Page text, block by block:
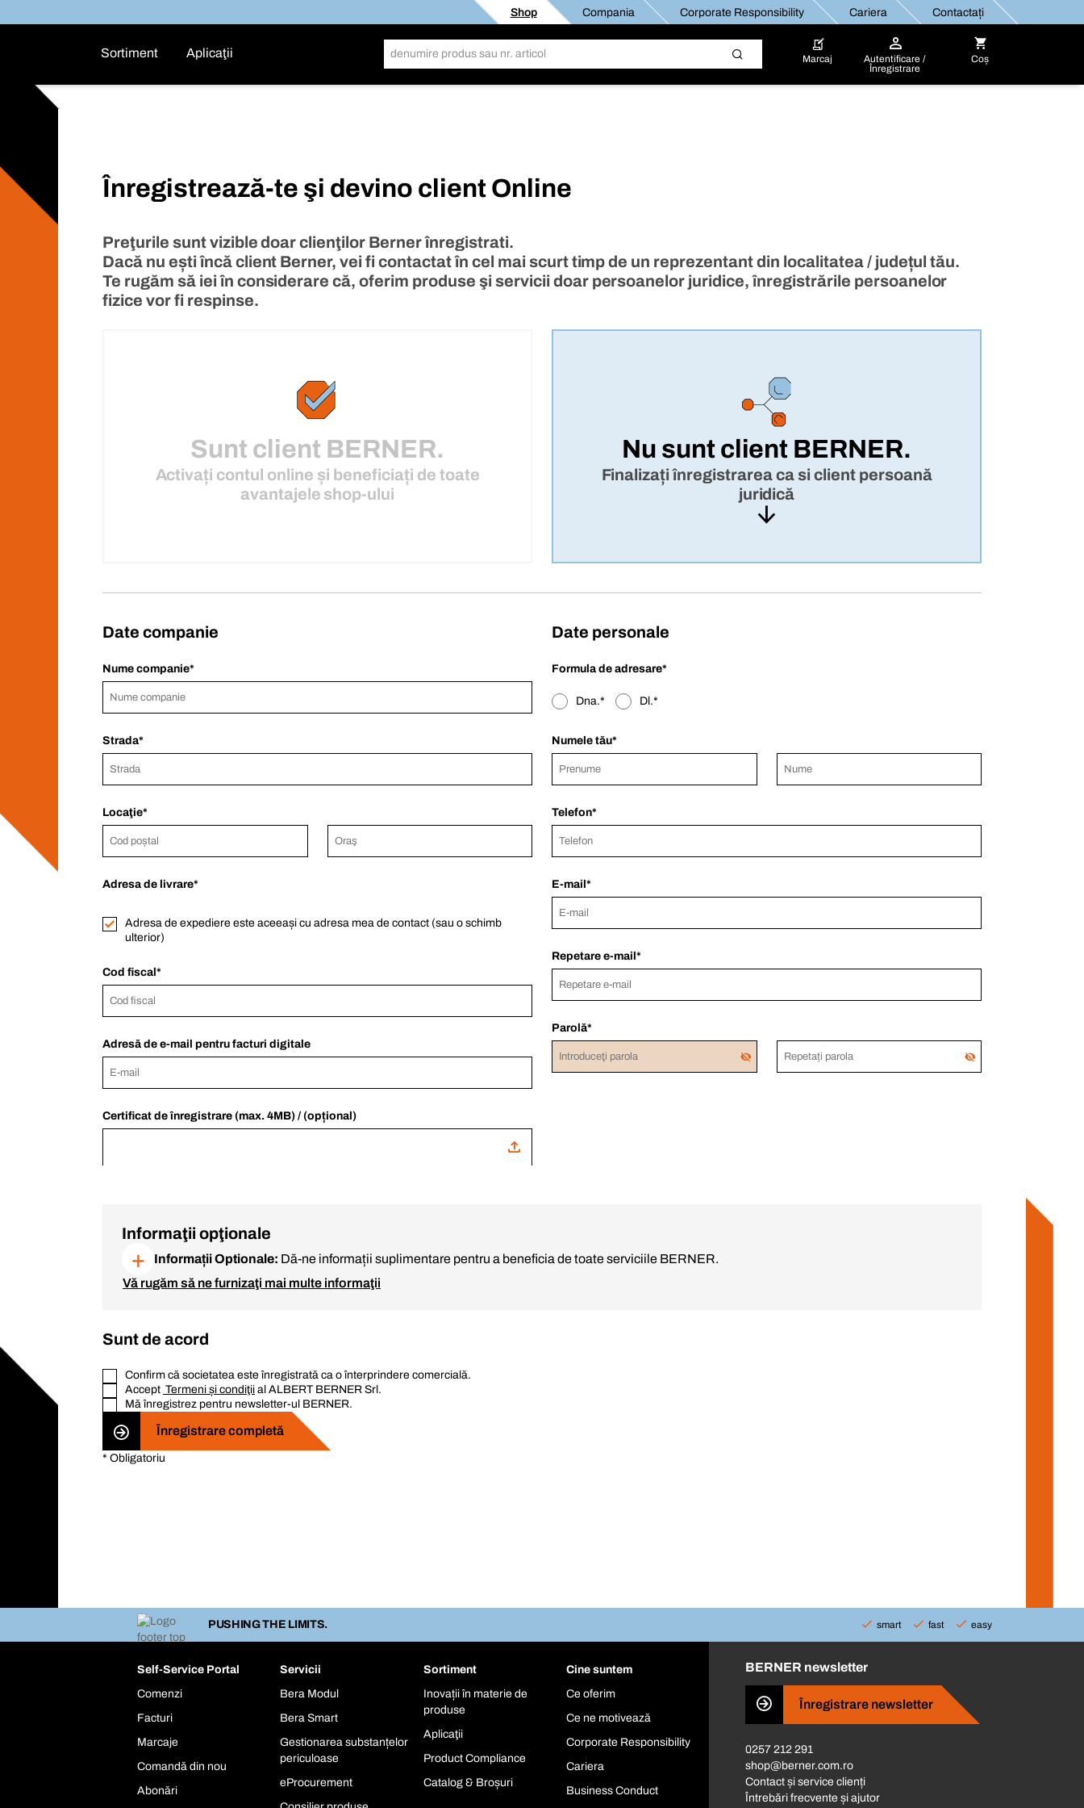
Shop Compania Corporate Responsibility Cariera Contactați
Sortiment Aplicaţii Marcaj
Autentificare /
Înregistrare
Coș
Înregistrează-te şi devino client Online
Preţurile sunt vizible doar clienţilor Berner înregistrati.
Dacă nu ești încă client Berner, vei fi contactat în cel mai scurt timp de un reprezentant din localitatea / județul tău.
Te rugăm să iei în considerare că, oferim produse şi servicii doar persoanelor juridice, înregistrările persoanelor
fizice vor fi respinse.
Sunt client BERNER.
Activați contul online și beneficiați de toate
avantajele shop-ului
Nu sunt client BERNER.
Finalizați înregistrarea ca si client persoană
juridică
Date companie
Nume companie
Strada
Locaţie
Adresa de livrare
Adresa de expediere este aceeași cu adresa mea de contact (sau o schimb
ulterior)
Cod fiscal
Adresă de e-mail pentru facturi digitale
Certificat de înregistrare (max. 4MB) / (opțional)
Date personale
Formula de adresare
Dna. Dl.
Numele tău
Telefon
E-mail
Repetare e-mail
Parolă
Informaţii opţionale
+ Informații Optionale: Dă-ne informații suplimentare pentru a beneficia de toate serviciile BERNER.
Vă rugăm să ne furnizaţi mai multe informaţii
Sunt de acord
Confirm că societatea este înregistrată ca o înterprindere comercială.
Accept Termeni și condiţii al ALBERT BERNER Srl.
Mă înregistrez pentru newsletter-ul BERNER.
Înregistrare completă
* Obligatoriu
PUSHING THE LIMITS. smart fast easy
Self-Service Portal
Comenzi
Facturi
Marcaje
Comandă din nou
Abonări
Servicii
Bera Modul
Bera Smart
Gestionarea substanțelor
periculoase
eProcurement
Sortiment
Inovații în materie de
produse
Aplicaţii
Product Compliance
Catalog & Broșuri
Cine suntem
Ce oferim
Ce ne motivează
Corporate Responsibility
Cariera
Business Conduct
BERNER newsletter
Înregistrare newsletter
0257 212 291
shop@berner.com.ro
Contact și service clienți
Întrebări frecvente și ajutor